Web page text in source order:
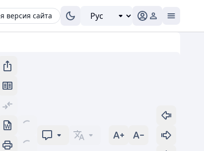
версия сайта